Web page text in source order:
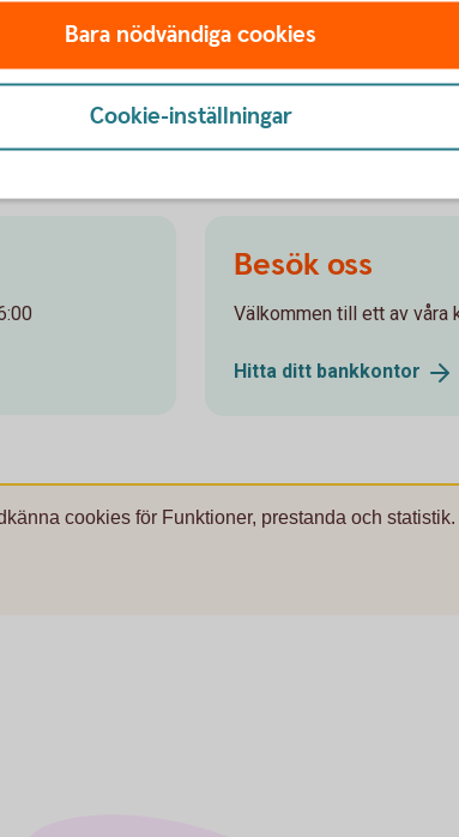
Besök oss
Välkommen till ett av våra
Hitta ditt bankkontor
cookies för Funktioner, prestanda och statistik.
Bara nödvändiga cookies
Cookie-inställningar